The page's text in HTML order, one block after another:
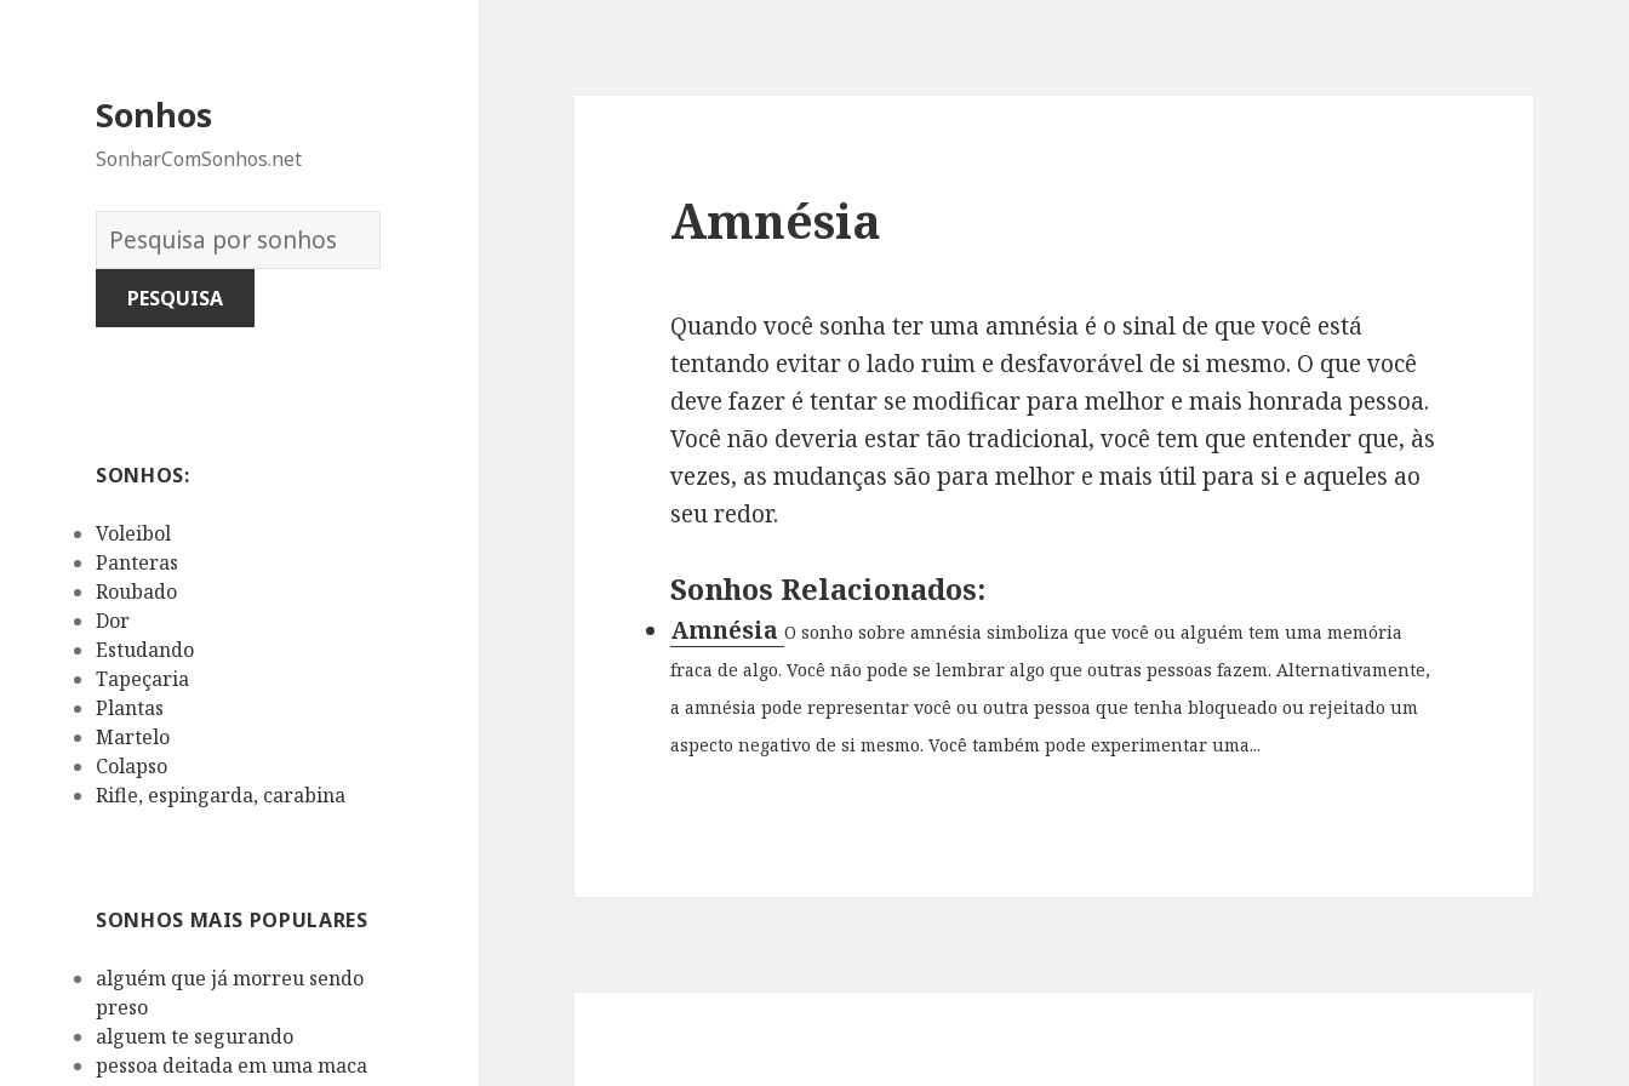
Sonhos
SonharComSonhos.net
Dicionário
dos
Sonhos:
SONHOS:
Voleibol
Panteras
Roubado
Dor
Estudando
Tapeçaria
Plantas
Martelo
Colapso
Rifle, espingarda, carabina
SONHOS MAIS POPULARES
alguém que já morreu sendo
preso
alguem te segurando
pessoa deitada em uma maca
Amnésia
Quando você sonha ter uma amnésia é o sinal de que você está
tentando evitar o lado ruim e desfavorável de si mesmo. O que você
deve fazer é tentar se modificar para melhor e mais honrada pessoa.
Você não deveria estar tão tradicional, você tem que entender que, às
vezes, as mudanças são para melhor e mais útil para si e aqueles ao
seu redor.
Sonhos Relacionados:
AmnésiaO sonho sobre amnésia simboliza que você ou alguém tem uma memória
fraca de algo. Você não pode se lembrar algo que outras pessoas fazem. Alternativamente,
a amnésia pode representar você ou outra pessoa que tenha bloqueado ou rejeitado um
aspecto negativo de si mesmo. Você também pode experimentar uma...